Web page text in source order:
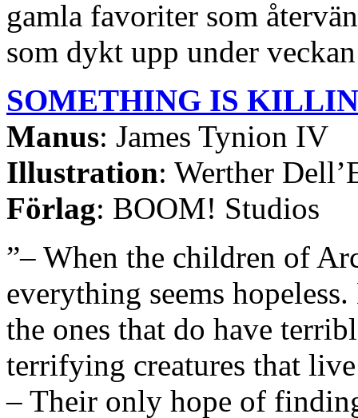
gamla favoriter som
som dykt upp under
SOMETHING IS
Manus: James Tynion IV
Illustration: Werther
Förlag: BOOM! Studios
”– When the children of
everything seems
the ones that do have
terrifying creatures that
– Their only hope of